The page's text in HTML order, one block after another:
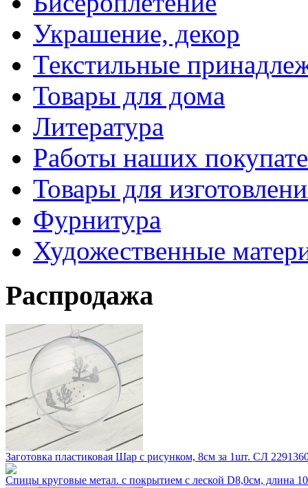
Украшение, декор
Текстильные
Товары для дома
Литература
Работы наших
Товары для
Фурнитура
Художественные
Распродажа
Заготовка пластиковая Шар с рисунком, 8см за 1шт. СЛ
Спицы круговые метал. с покрытием с леской D8,0см, длина